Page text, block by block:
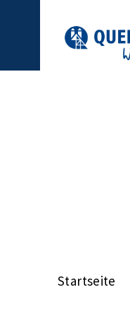
Startseite